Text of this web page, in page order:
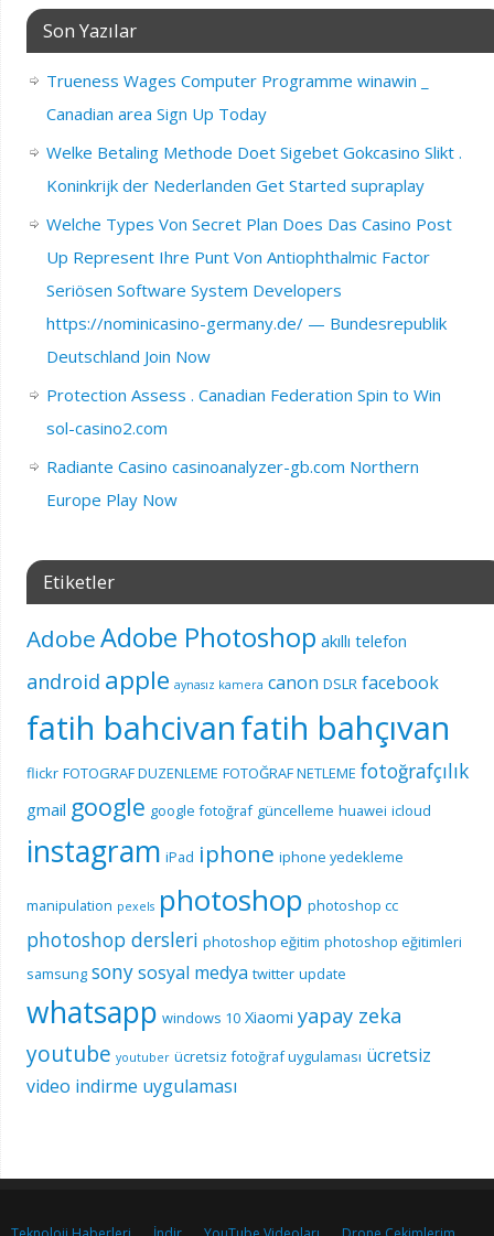
Son Yazılar
Trueness Wages Computer Programme winawin _
Canadian area Sign Up Today
Welke Betaling Methode Doet Sigebet Gokcasino Slikt .
Koninkrijk der Nederlanden Get Started supraplay
Welche Types Von Secret Plan Does Das Casino Post
Up Represent Ihre Punt Von Antiophthalmic Factor
Seriösen Software System Developers
https://nominicasino-germany.de/ — Bundesrepublik
Deutschland Join Now
Protection Assess . Canadian Federation Spin to Win
sol-casino2.com
Radiante Casino casinoanalyzer-gb.com Northern
Europe Play Now
Etiketler
AdobeAdobe Photoshop akıllı telefon
android apple aynasız kamera canon DSLR facebook
fatih bahcivanfatih bahçıvan
flickr FOTOGRAF DUZENLEME FOTOĞRAF NETLEME fotoğrafçılık
gmail google google fotoğraf güncelleme huawei icloud
instagram iPad iphone iphone yedekleme
manipulation pexels photoshop photoshop cc
photoshop dersleri photoshop eğitim photoshop eğitimleri
samsung sony sosyal medya twitter update
whatsapp windows 10 Xiaomi yapay zeka
youtube youtuber ücretsiz fotoğraf uygulaması ücretsiz
video indirme uygulaması